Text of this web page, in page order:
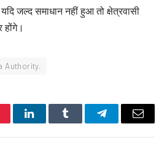
जल्द समाधान नहीं हुआ तो क्षेत्रवासी
Authority.
LinkedInTumblr TelegramEmail